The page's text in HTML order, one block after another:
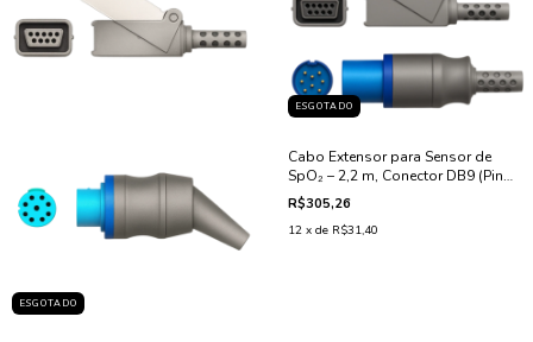
ESGOTADO
ESGOTADO
Cabo Extensor para Sensor de
SpO₂ – 2,2 m, Conector DB9 (Pino
Redondo), Compatível com
Dräger
R$305,26
12 x de R$31,40